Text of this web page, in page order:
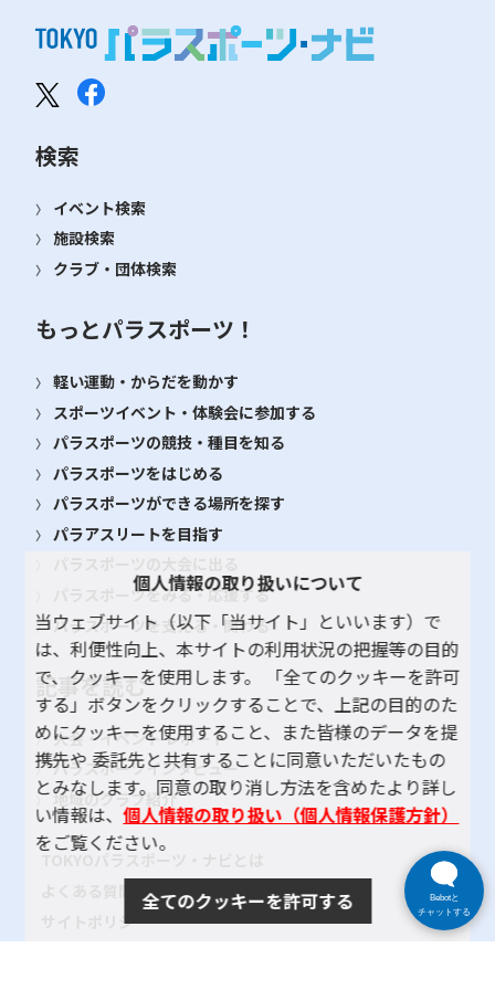
検索
イベント検索
施設検索
クラブ・団体検索
もっとパラスポーツ！
軽い運動・からだを動かす
スポーツイベント・体験会に参加する
パラスポーツの競技・種目を知る
パラスポーツをはじめる
パラスポーツができる場所を探す
パラアスリートを目指す
パラスポーツをみる・応援する
パラスポーツを支える・関わる
記事を読む
大会・イベント レポート
パラスポーツインタビュー
地域のクラブ紹介
サイトポリシー
個人情報の取り扱いについて
当ウェブサイト（以下「当サイト」といいます）で
は、利便性向上、本サイトの利用状況の把握等の目的
で、クッキーを使用します。 「全てのクッキーを許可
する」ボタンをクリックすることで、上記の目的のた
めにクッキーを使用すること、また皆様のデータを提
携先や 委託先と共有することに同意いただいたもの
とみなします。同意の取り消し方法を含めたより詳し
い情報は、個人情報の取り扱い（個人情報保護方針）
をご覧ください。
全てのクッキーを許可する
Bebotと
チャットする